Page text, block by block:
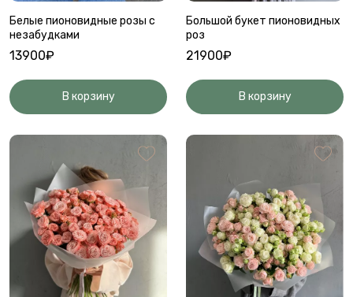
Белые пионовидные розы с
незабудками
13900₽
В корзину
Большой букет пионовидных
роз
21900₽
В корзину